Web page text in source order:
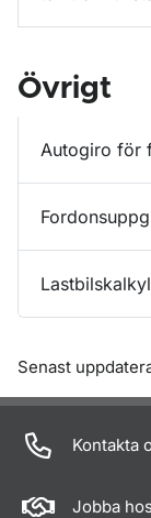
Övrigt
Autogiro för
Om sidan
Senast
Kontakta
Jobba